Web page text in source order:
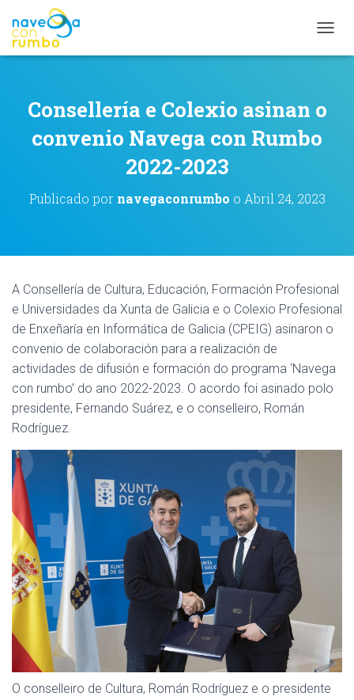
A
A
G
A
C
N
Consellería e Colexio asinan o
convenio Navega con Rumbo
2022-2023
Publicado por navegaconrumbo o Abril 24, 2023
A Consellería de Cultura, Educación, Formación Profesional
e Universidades da Xunta de Galicia e o Colexio Profesional
de Enxeñaría en Informática de Galicia (CPEIG) asinaron o
convenio de colaboración para a realización de
actividades de difusión e formación do programa ‘Navega
con rumbo’ do ano 2022-2023. O acordo foi asinado polo
presidente, Fernando Suárez, e o conselleiro, Román
Rodríguez.
O conselleiro de Cultura, Román Rodríguez e o presidente